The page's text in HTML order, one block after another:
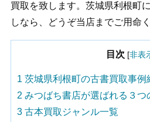
買取を致します。茨城県利根町
しなら、どうぞ当店までご用命く
目次 [非表
1 茨城県利根町の古書買取事例
2 みつばち書店が選ばれる３つ
3 古本買取ジャンル一覧